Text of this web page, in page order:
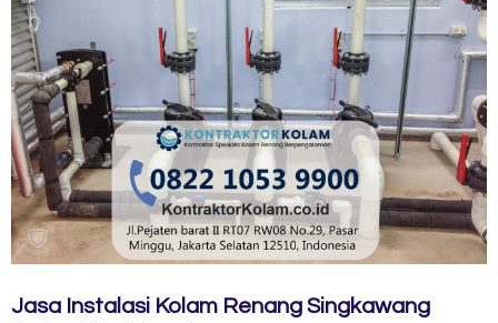
Jasa Instalasi Kolam Renang Singkawang